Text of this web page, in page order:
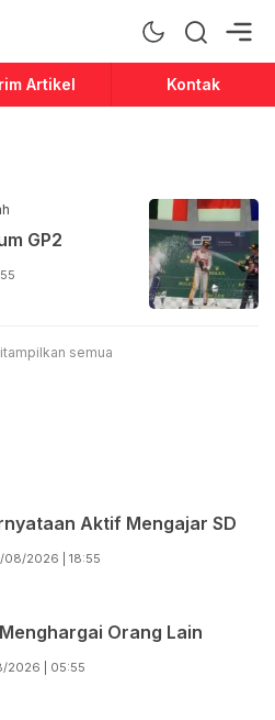
Artikel Kontak
GP2
semua
Aktif Mengajar SD
08/2026 | 18:55
Orang Lain
2026 | 05:55